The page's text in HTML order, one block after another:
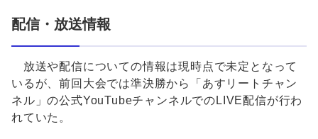
配信・放送情報
放送や配信についての情報は現時点で未定となって
いるが、前回大会では準決勝から「あすリートチャン
ネル」の公式YouTubeチャンネルでのLIVE配信が行わ
れていた。